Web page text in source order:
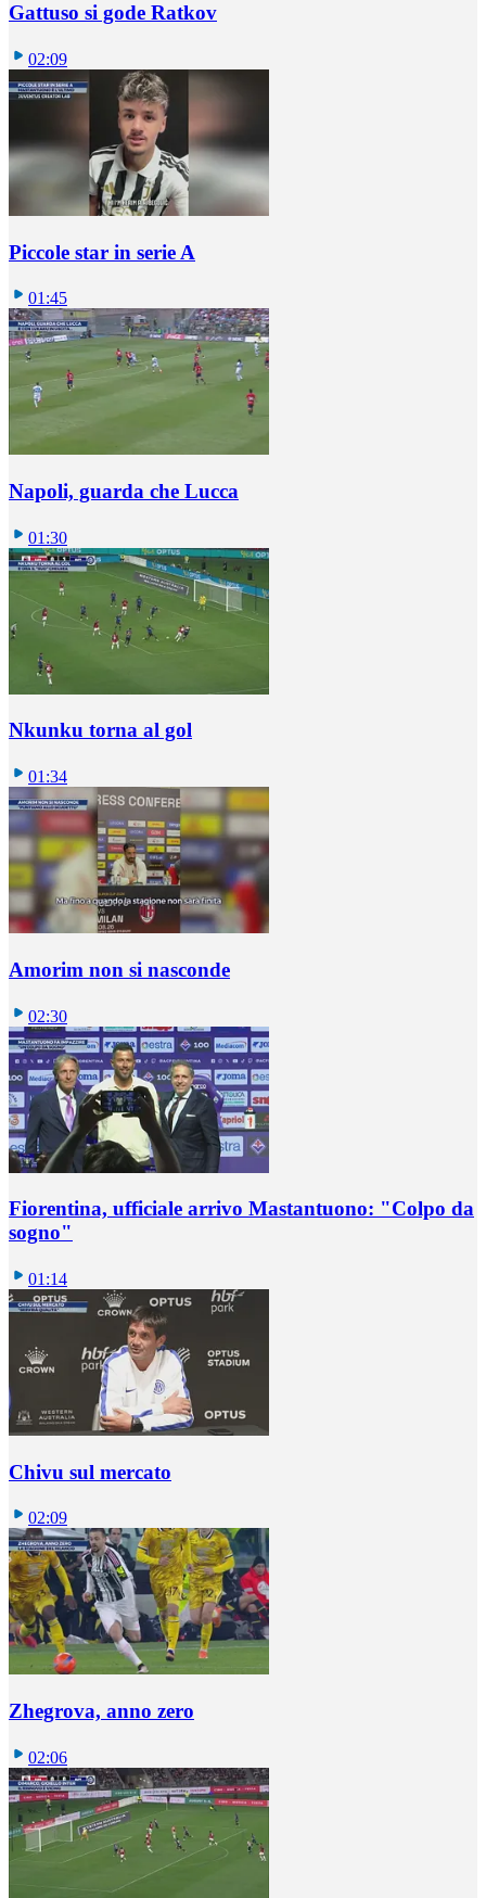
Gattuso si gode Ratkov
02:09
Piccole star in serie A
01:45
Napoli, guarda che Lucca
01:30
Nkunku torna al gol
01:34
Amorim non si nasconde
02:30
Fiorentina, ufficiale arrivo Mastantuono: "Colpo da
sogno"
01:14
Chivu sul mercato
02:09
Zhegrova, anno zero
02:06